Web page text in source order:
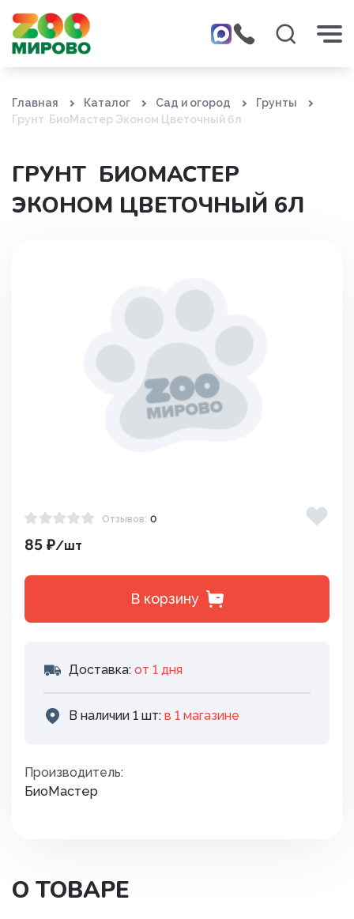
Главная Каталог Сад и огород
Грунты
Грунт БиоМастер Эконом Цветочный 6л
ГРУНТ БИОМАСТЕР
ЭКОНОМ ЦВЕТОЧНЫЙ 6Л
Отзывов: 0
85 ₽/шт
В корзину
Доставка: от 1 дня
В наличии 1 шт: в 1 магазинe
Производитель:
БиоМастер
О ТОВАРЕ